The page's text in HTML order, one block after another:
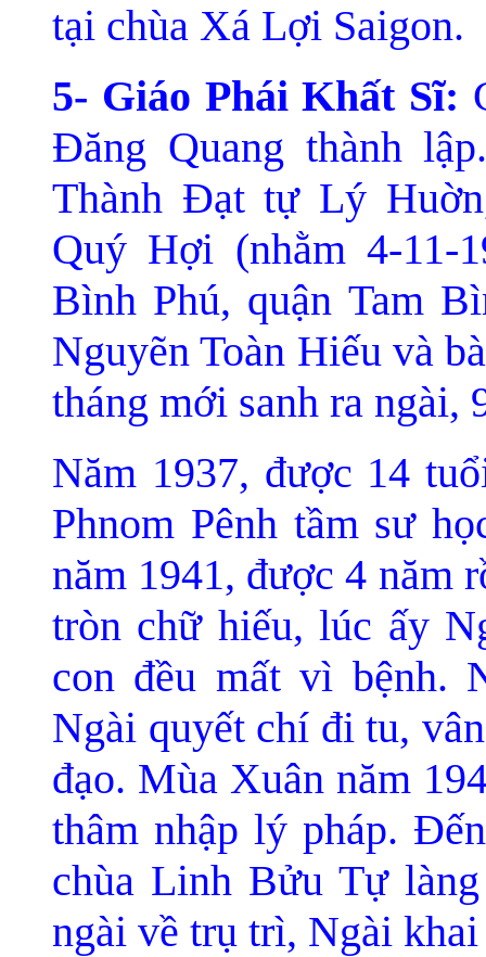
tại chùa Xá Lợi Saigon.
5- Giáo Phái Khất Sĩ:
Ðăng Quang thành
Thành Ðạt tự Lý
Quý Hợi (nhằm 4-11-
Bình Phú, quận Tam
Nguyẽn Toàn Hiếu và
tháng mới sanh ra ngài,
Năm 1937, được 14
Phnom Pênh tầm sư
năm 1941, được 4 năm
tròn chữ hiếu, lúc ấy
con đều mất vì bệnh.
Ngài quyết chí đi tu,
đạo. Mùa Xuân năm
thâm nhập lý pháp.
chùa Linh Bửu Tự
ngài về trụ trì, Ngài